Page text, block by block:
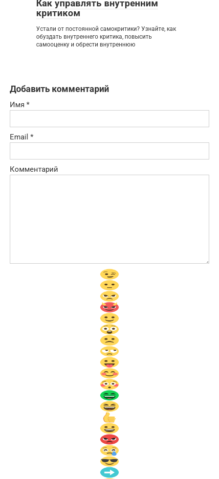
Как управлять внутренним
критиком
Устали от постоянной самокритики? Узнайте, как
обуздать внутреннего критика, повысить
самооценку и обрести внутреннюю
Добавить комментарий
Имя *
Email *
Комментарий